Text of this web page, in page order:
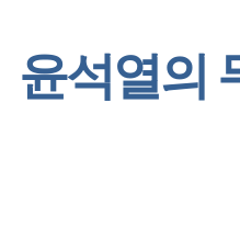
윤석열의